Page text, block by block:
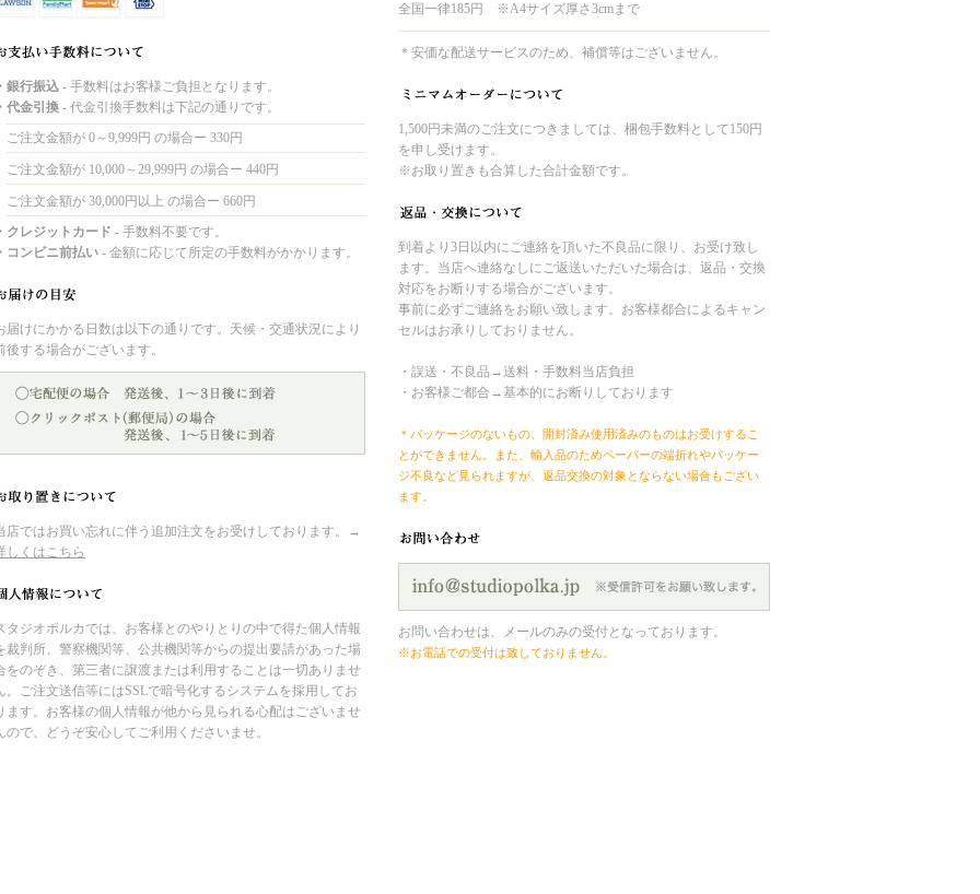
銀行振込 - 手数料はお客様ご負担となります。
代金引換 - 代金引換手数料は下記の通りです。
ご注文金額が 0～9,999円 の場合ー 330円
ご注文金額が 10,000～29,999円 の場合ー 440円
ご注文金額が 30,000円以上 の場合ー 660円
クレジットカード - 手数料不要です。
コンビニ前払い - 金額に応じて所定の手数料がかかります。
届けにかかる日数は以下の通りです。天候・交通状況により
後する場合がございます。
店ではお買い忘れに伴う追加注文をお受けしております。→
しくはこちら
タジオポルカでは、お客様とのやりとりの中で得た個人情報
裁判所、警察機関等、公共機関等からの提出要請があった場
をのぞき、第三者に譲渡または利用することは一切ありませ
。ご注文送信等にはSSLで暗号化するシステムを採用してお
ます。お客様の個人情報が他から見られる心配はございませ
ので、どうぞ安心してご利用くださいませ。
全国一律185円 ※A4サイズ厚さ3cmまで
＊安価な配送サービスのため、補償等はございません。
1,500円未満のご注文につきましては、梱包手数料として150円
を申し受けます。
※お取り置きも合算した合計金額です。
到着より3日以内にご連絡を頂いた不良品に限り、お受け致し
ます。当店へ連絡なしにご返送いただいた場合は、返品・交換
対応をお断りする場合がございます。
事前に必ずご連絡をお願い致します。お客様都合によるキャン
セルはお承りしておりません。
・誤送・不良品→送料・手数料当店負担
・お客様ご都合→基本的にお断りしております
＊パッケージのないもの、開封済み使用済みのものはお受けするこ
とができません。また、輸入品のためペーパーの端折れやパッケー
ジ不良など見られますが、返品交換の対象とならない場合もござい
ます。
お問い合わせは、メールのみの受付となっております。
※お電話での受付は致しておりません。